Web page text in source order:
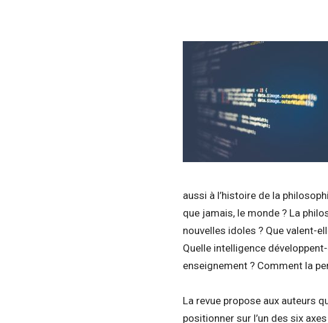
aussi à l’histoire de la
que jamais, le monde ? La
nouvelles idoles ? Que valent-
Quelle intelligence
enseignement ? Comment la
La revue propose aux auteurs
positionner sur l’un des six